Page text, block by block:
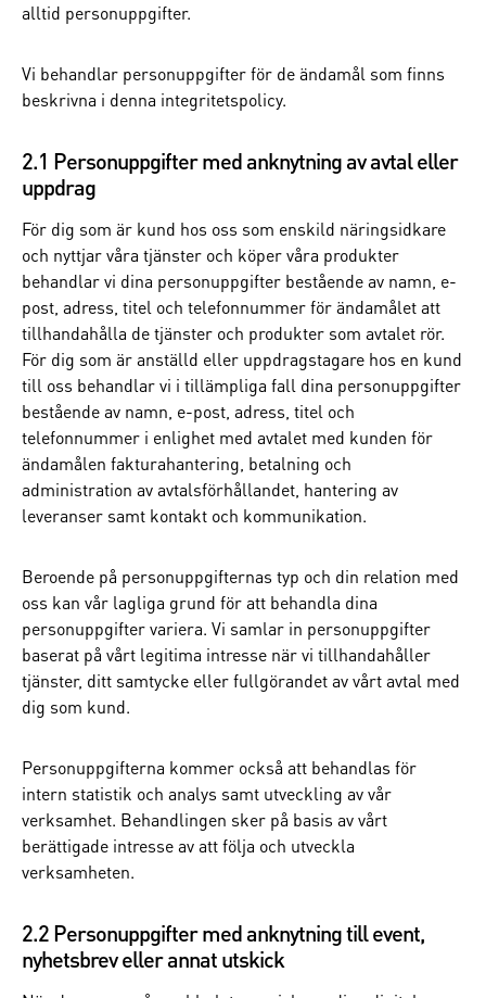
alltid personuppgifter.
Vi behandlar personuppgifter för de ändamål som finns
beskrivna i denna integritetspolicy.
2.1 Personuppgifter med anknytning av avtal eller
uppdrag
För dig som är kund hos oss som enskild näringsidkare
och nyttjar våra tjänster och köper våra produkter
behandlar vi dina personuppgifter bestående av namn, e-
post, adress, titel och telefonnummer för ändamålet att
tillhandahålla de tjänster och produkter som avtalet rör.
För dig som är anställd eller uppdragstagare hos en kund
till oss behandlar vi i tillämpliga fall dina personuppgifter
bestående av namn, e-post, adress, titel och
telefonnummer i enlighet med avtalet med kunden för
ändamålen fakturahantering, betalning och
administration av avtalsförhållandet, hantering av
leveranser samt kontakt och kommunikation.
Beroende på personuppgifternas typ och din relation med
oss kan vår lagliga grund för att behandla dina
personuppgifter variera. Vi samlar in personuppgifter
baserat på vårt legitima intresse när vi tillhandahåller
tjänster, ditt samtycke eller fullgörandet av vårt avtal med
dig som kund.
Personuppgifterna kommer också att behandlas för
intern statistik och analys samt utveckling av vår
verksamhet. Behandlingen sker på basis av vårt
berättigade intresse av att följa och utveckla
verksamheten.
2.2 Personuppgifter med anknytning till event,
nyhetsbrev eller annat utskick